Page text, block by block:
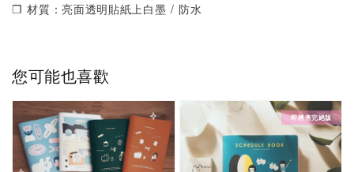
❒ 材質：亮面透明貼紙上白墨 / 防水
您可能也喜歡
即將售完絕版